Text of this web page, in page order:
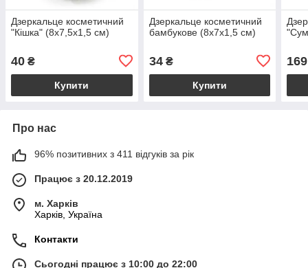
Дзеркальце косметичний
"Кішка" (8х7,5х1,5 см)
40 ₴
Купити
Дзеркальце косметичний
бамбукове (8х7х1,5 см)
34₴
Купити
169
Про нас
96% позитивних з 411 відгуків за рік
Працює з 20.12.2019
м. Харків
Харків, Україна
Контакти
Сьогодні працює з 10:00 до 22:00